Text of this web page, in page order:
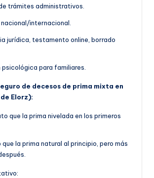
trámites administrativos.
internacional.
jurídica, testamento online, borrado
para familiares.
de decesos de prima mixta en
Elorz):
que la prima nivelada en los primeros
que la prima natural al principio, pero más